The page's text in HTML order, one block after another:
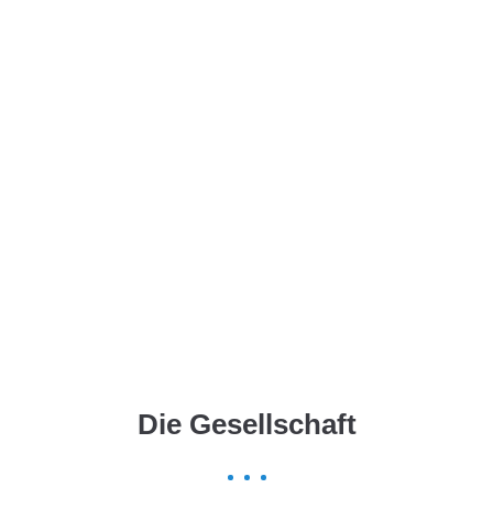
Die Gesellschaft